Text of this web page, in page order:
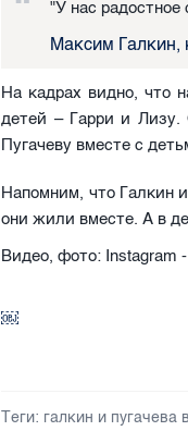
"У нас радостное
Максим Галкин,
На кадрах видно, что
детей – Гарри и Лизу.
Пугачеву вместе с
Напомним, что Галкин
они жили вместе. А в
Видео, фото: Instagram
￼
Теги: галкин и пугачева